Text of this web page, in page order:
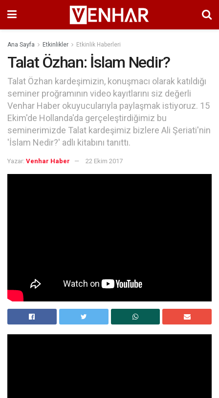
Ana Sayfa Etkinlikler Etkinlik Haberleri
Talat Özhan: İslam Nedir?
Talat Özhan kardeşimizin, konuşmacı olarak katıldığı
seminer proğramının video kayıtlarını siz değerli
Venhar Haber okuyucularıyla paylaşmak istiyoruz. 15
Ekim'de Hollanda'da gerçeleştirdiğimiz bu
seminerimizde Talat kardeşimiz bizlere Ali Şeriati'nin
'İslam Nedir?' adlı kitabını tanıttı.
Yazar: Venhar Haber 22 Ekim 2017